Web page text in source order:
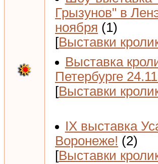
Грызунов" в
ноября (1)
[Выставки
Выставка
Петербурге
[Выставки
IX выставка
Воронеже! (2)
[Выставки